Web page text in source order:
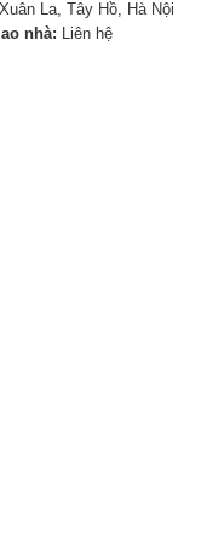
La, Tây Hồ, Hà Nội
nhà: Liên hệ